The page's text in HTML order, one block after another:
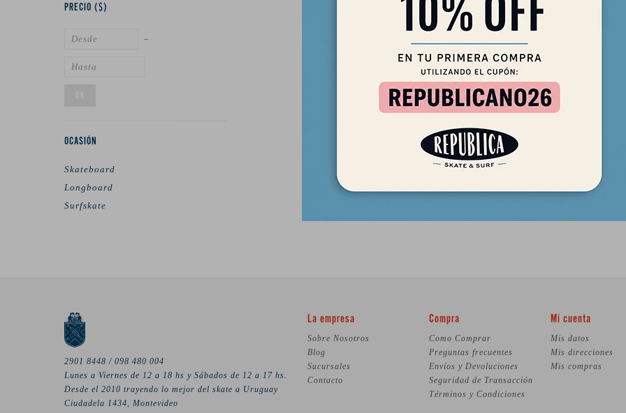
PRECIO ($)
OCASIÓN
Skateboard
Longboard
Surfskate
2901 8448 / 098 480 004
Lunes a Viernes de 12 a 18 hs y Sábados de 12 a 17 hs.
Desde el 2010 trayendo lo mejor del skate a Uruguay
Ciudadela 1434, Montevideo
La empresa
Sobre Nosotros
Blog
Sucursales
Contacto
Compra
Como Comprar
Preguntas frecuentes
Envíos y Devoluciones
Seguridad de Transacción
Términos y Condiciones
Mi cuenta
Mis datos
Mis direcciones
Mis compras